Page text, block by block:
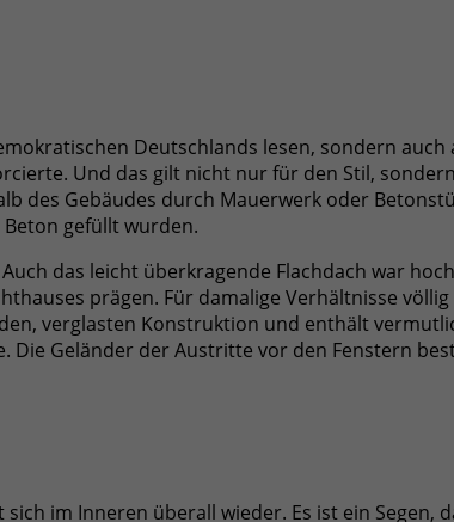
Deutschlands lesen, sondern auch
Und das gilt nicht nur für den Stil,
des Gebäudes durch Mauerwerk oder
gefüllt wurden.
das leicht überkragende Flachdach war
prägen. Für damalige Verhältnisse
verglasten Konstruktion und enthält
Geländer der Austritte vor den Fenstern
im Inneren überall wieder. Es ist ein Segen,